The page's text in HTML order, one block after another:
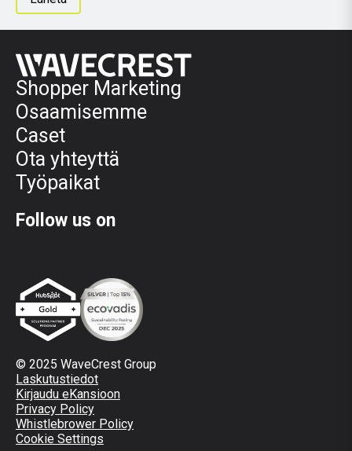
Shopper Marketing
Osaamisemme
Caset
Ota yhteyttä
Työpaikat
Follow us on
© 2025 WaveCrest Group
Laskutustiedot
Kirjaudu eKansioon
Privacy Policy
Whistlebrower Policy
Cookie Settings